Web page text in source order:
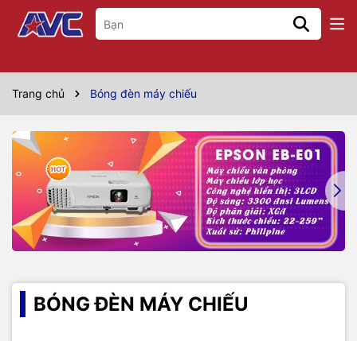
Trang chủ Bóng đèn máy chiếu
BÓNG ĐÈN MÁY CHIẾU